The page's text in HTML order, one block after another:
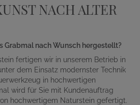
NACH ALTER
Grabmal nach Wunsch hergestellt?
fertigen wir in unserem Betrieb in
dem Einsatz modernster Technik
in hochwertigen
wird für Sie mit Kundenauftrag
hochwertigem Naturstein gefertigt.